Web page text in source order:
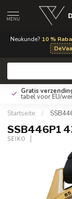
Neukunde? 10 %
MENU
Gratis
tabel voor EU/
Startseite /
SSB446P1
SEIKO